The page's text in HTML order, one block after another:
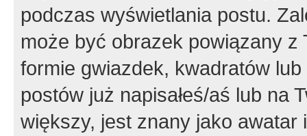
podczas wyświetlania postu.
może być obrazek powiązany z
formie gwiazdek, kwadratów
postów już napisałeś/aś lub na
większy, jest znany jako